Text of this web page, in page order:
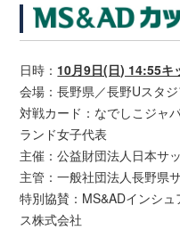
日時： 10月9日(日) 14:55キ
会場：長野県／長野Uスタ
対戦カード：なでしこジャ
ランド女子代表
主催：公益財団法人日本サ
主管：一般社団法人長野県
特別協賛：MS&ADインシ
ス株式会社